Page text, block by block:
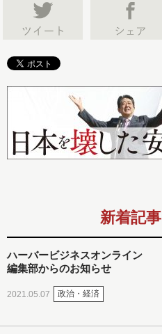
新着記事
ハーバービジネスオンライン
編集部からのお知らせ
2021.05.07 政治・経済